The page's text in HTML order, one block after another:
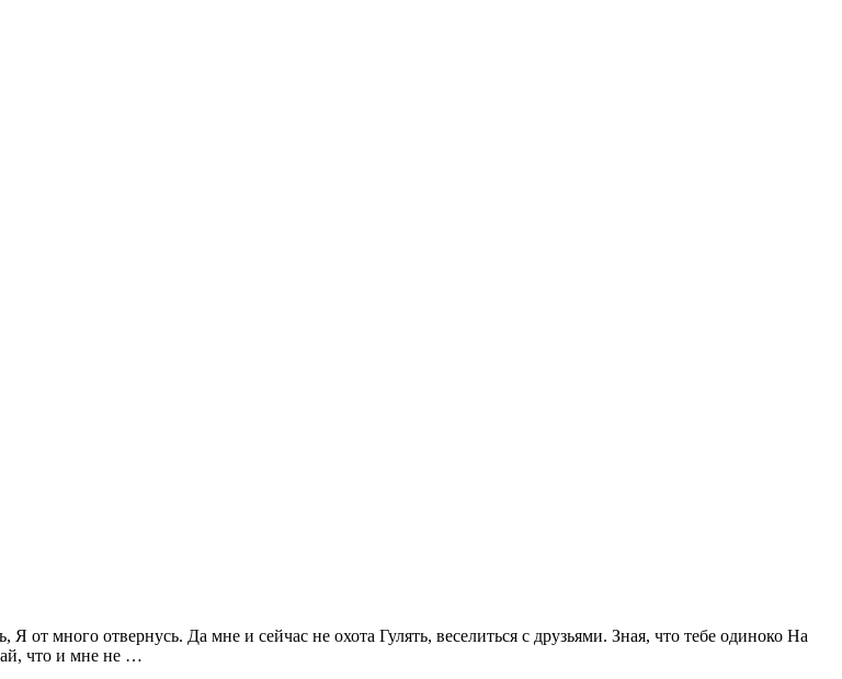
много отвернусь. Да мне и сейчас не охота Гулять, веселиться с друзьями. Зная, что тебе одиноко На
что и мне не …